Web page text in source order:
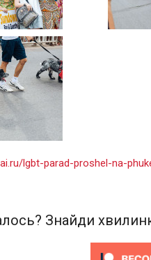
lgbt-parad-proshel-na-
Знайди